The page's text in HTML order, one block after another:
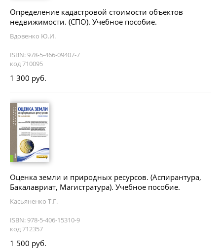
Определение кадастровой стоимости объектов
недвижимости. (СПО). Учебное пособие.
Вдовенко Ю.И.
ISBN: 978-5-466-09407-7
код 710095
1 300 руб.
Оценка земли и природных ресурсов. (Аспирантура,
Бакалавриат, Магистратура). Учебное пособие.
Касьяненко Т.Г.
ISBN: 978-5-406-15310-9
код 712357
1 500 руб.